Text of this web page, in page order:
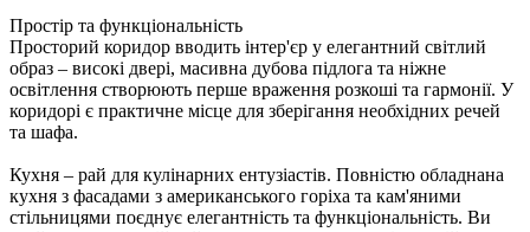
Простір та функціональність
Просторий коридор вводить інтер'єр у елегантний світлий
образ – високі двері, масивна дубова підлога та ніжне
освітлення створюють перше враження розкоші та гармонії. У
коридорі є практичне місце для зберігання необхідних речей
та шафа.
Кухня – рай для кулінарних ентузіастів. Повністю обладнана
кухня з фасадами з американського горіха та кам'яними
стільницями поєднує елегантність та функціональність. Ви